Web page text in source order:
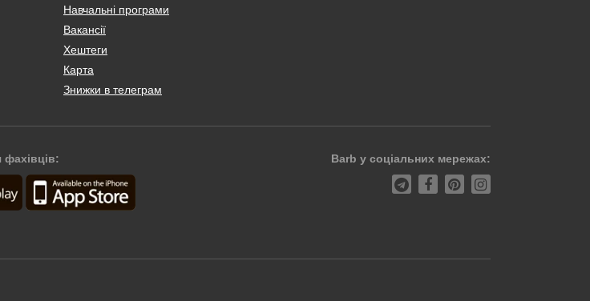
Навчальні програми
Вакансії
Хештеги
Карта
Знижки в телеграм
фахівців: Barb у соціальних мережах: